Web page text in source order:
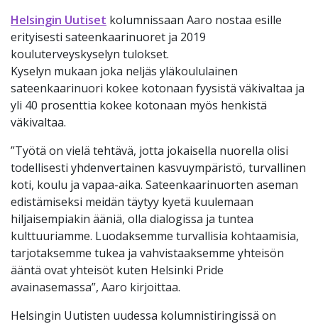
Helsingin Uutiset kolumnissaan Aaro nostaa esille
erityisesti sateenkaarinuoret ja 2019
kouluterveyskyselyn tulokset.
Kyselyn mukaan joka neljäs yläkoululainen
sateenkaarinuori kokee kotonaan fyysistä väkivaltaa ja
yli 40 prosenttia kokee kotonaan myös henkistä
väkivaltaa.
”Työtä on vielä tehtävä, jotta jokaisella nuorella olisi
todellisesti yhdenvertainen kasvuympäristö, turvallinen
koti, koulu ja vapaa-aika. Sateenkaarinuorten aseman
edistämiseksi meidän täytyy kyetä kuulemaan
hiljaisempiakin ääniä, olla dialogissa ja tuntea
kulttuuriamme. Luodaksemme turvallisia kohtaamisia,
tarjotaksemme tukea ja vahvistaaksemme yhteisön
ääntä ovat yhteisöt kuten Helsinki Pride
avainasemassa”, Aaro kirjoittaa.
Helsingin Uutisten uudessa kolumnistiringissä on